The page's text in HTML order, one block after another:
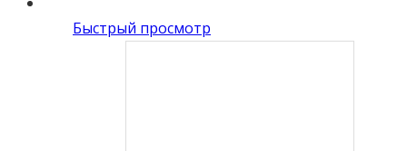
Быстрый просмотр